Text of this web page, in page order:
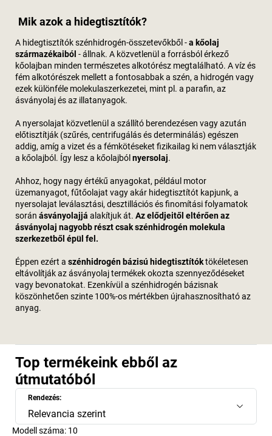
Mik azok a hidegtisztítók?
A hidegtisztítók szénhidrogén-összetevőkből -a kőolaj
származékaiból - állnak. A közvetlenül a forrásból érkező
kőolajban minden természetes alkotórész megtalálható. A víz és
fém alkotórészek mellett a fontosabbak a szén, a hidrogén vagy
ezek különféle molekulaszerkezetei, mint pl. a parafin, az
ásványolaj és az illatanyagok.
A nyersolajat közvetlenül a szállító berendezésen vagy azután
előtisztítják (szűrés, centrifugálás és determinálás) egészen
addig, amíg a vizet és a fémkötéseket fizikailag ki nem választják
a kőolajból. Így lesz a kőolajbólnyersolaj.
Ahhoz, hogy nagy értékű anyagokat, például motor
üzemanyagot, fűtőolajat vagy akár hidegtisztítót kapjunk, a
nyersolajat leválasztási, desztillációs és finomítási folyamatok
során ásványolajjá alakítjuk át. Az elődjeitől eltérően az
ásványolaj nagyobb részt csak szénhidrogén molekula
szerkezetből épül fel.
Éppen ezért a szénhidrogén bázisú hidegtisztítóktökéletesen
eltávolítják az ásványolaj termékek okozta szennyeződéseket
vagy bevonatokat. Ezenkívül a szénhidrogén bázisnak
köszönhetően szinte 100%-os mértékben újrahasznosítható az
anyag.
Top termékeink ebből az
útmutatóból
Rendezés:
Relevancia szerint
Modell száma: 10